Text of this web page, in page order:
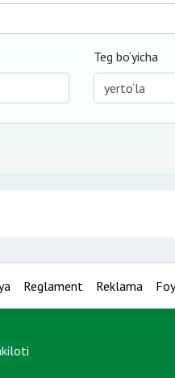
Teg bo‘yicha
Reglament Reklama